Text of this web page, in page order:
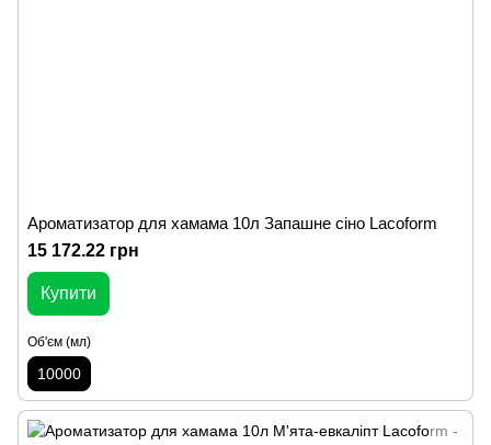
Ароматизатор для хамама 10л Запашне сіно Lacoform
15 172.22 грн
Купити
Об'єм (мл)
10000